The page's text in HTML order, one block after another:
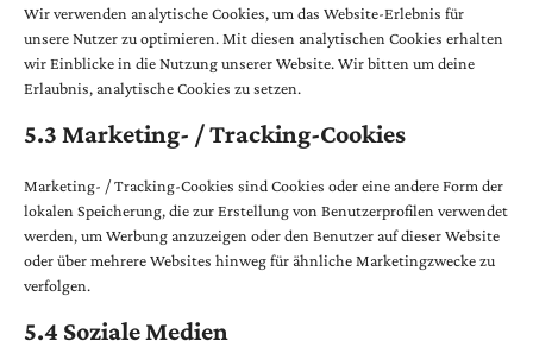
Wir verwenden analytische Cookies, um das Website-Erlebnis für
unsere Nutzer zu optimieren. Mit diesen analytischen Cookies erhalten
wir Einblicke in die Nutzung unserer Website. Wir bitten um deine
Erlaubnis, analytische Cookies zu setzen.
5.3 Marketing- / Tracking-Cookies
Marketing- / Tracking-Cookies sind Cookies oder eine andere Form der
lokalen Speicherung, die zur Erstellung von Benutzerprofilen verwendet
werden, um Werbung anzuzeigen oder den Benutzer auf dieser Website
oder über mehrere Websites hinweg für ähnliche Marketingzwecke zu
verfolgen.
5.4 Soziale Medien